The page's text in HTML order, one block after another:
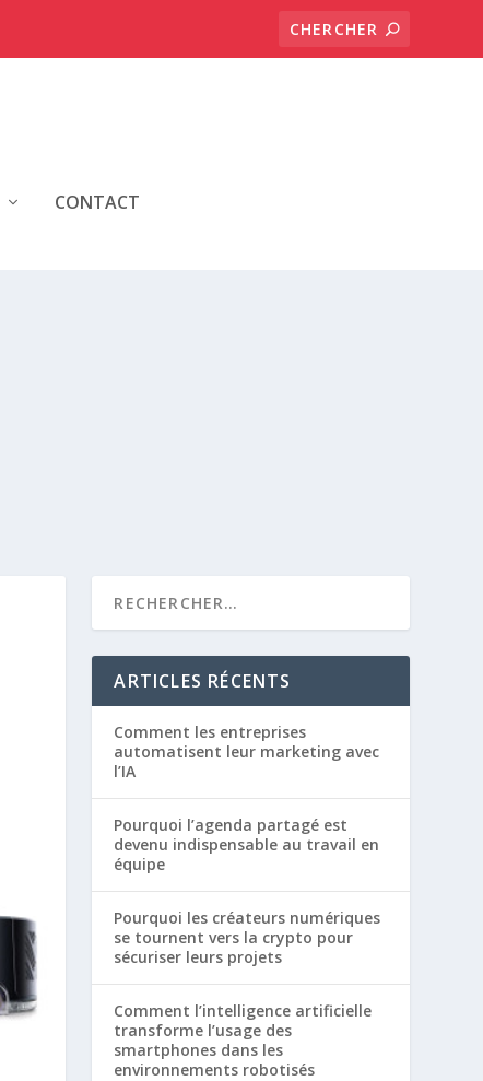
CONTACT
ARTICLES RÉCENTS
Comment les entreprises
automatisent leur marketing avec
l’IA
Pourquoi l’agenda partagé est
devenu indispensable au travail en
équipe
Pourquoi les créateurs numériques
se tournent vers la crypto pour
sécuriser leurs projets
Comment l’intelligence artificielle
transforme l’usage des
smartphones dans les
environnements robotisés